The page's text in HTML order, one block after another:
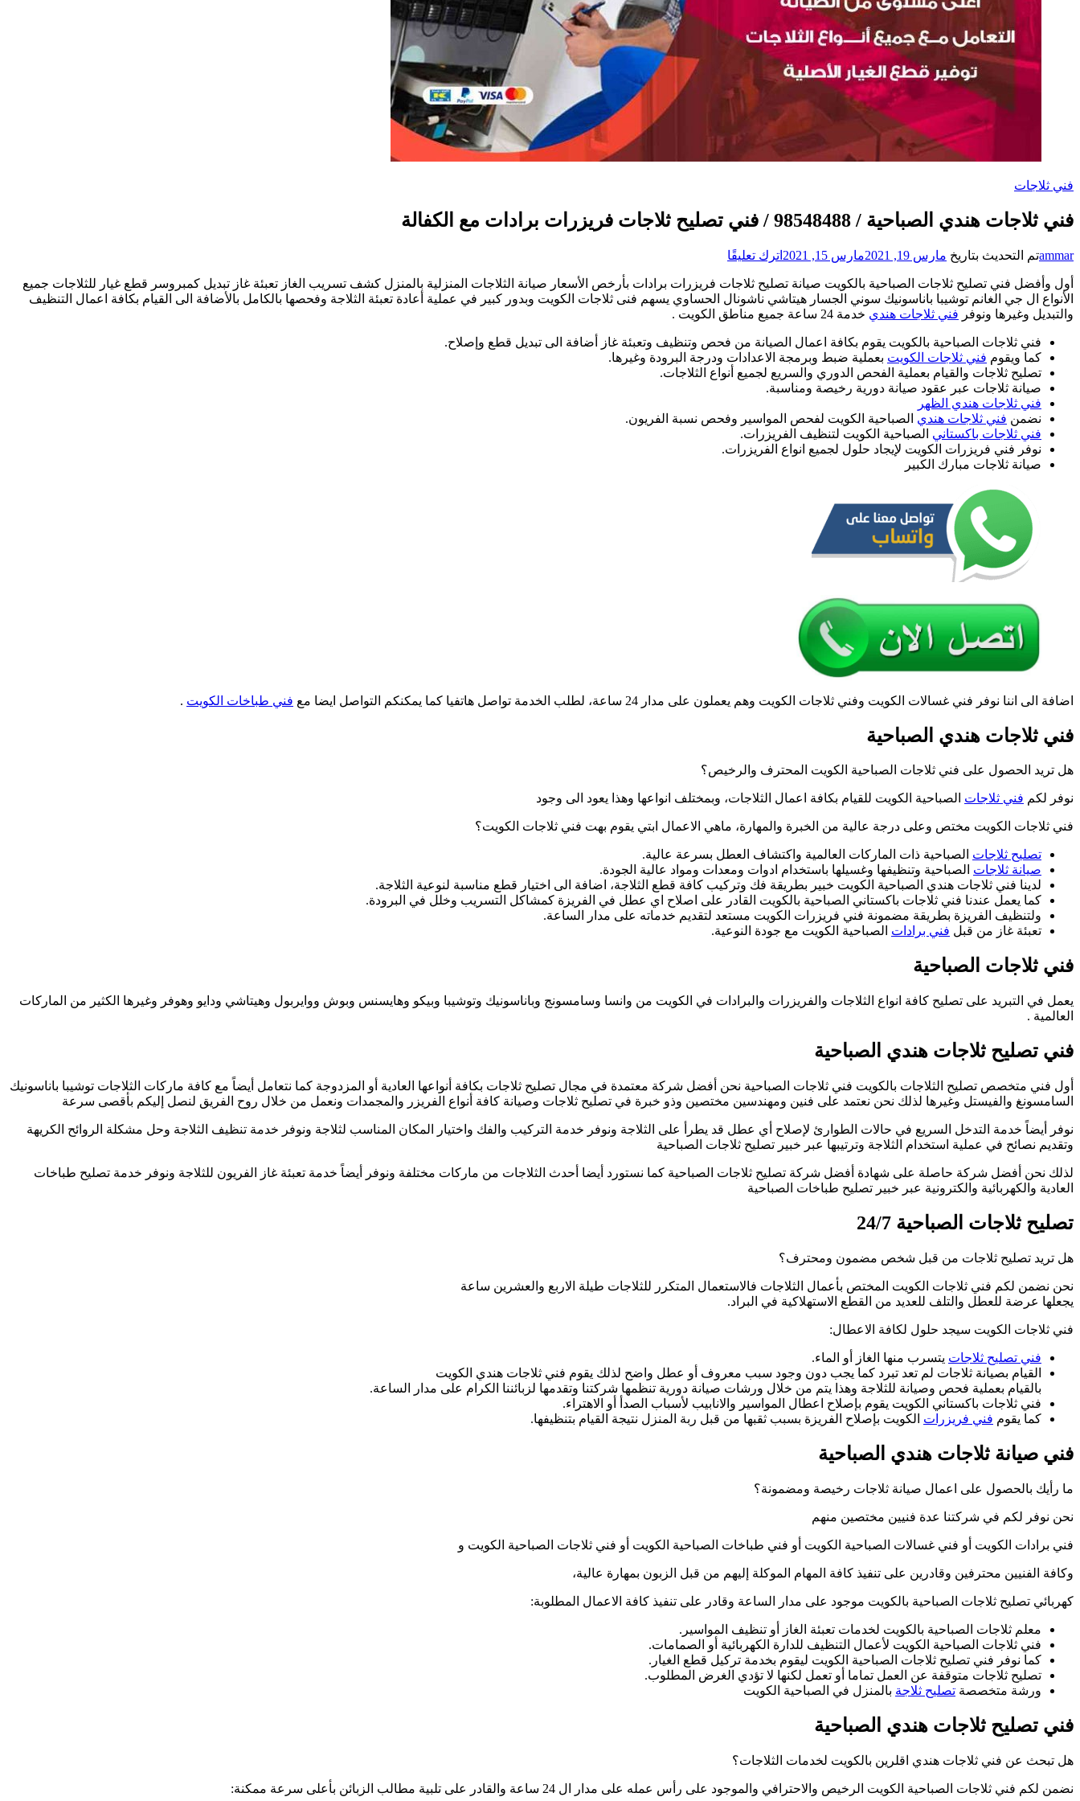
فني ثلاجات
فني ثلاجات هندي الصباحية / 98548488 / فني تصليح ثلاجات فريزرات برادات مع الكفالة
ammarتم التحديث بتاريخ مارس 19, 2021 مارس 15, 2021 اترك تعليقًا
ثلاجات
هندي
الصباحية
98548488
/
فني
فريزرات
مع
أول وأفضل فني تصليح ثلاجات الصباحية بالكويت صيانة تصليح ثلاجات فريزرات برادات بأرخص الأسعار صيانة الثلاجات المنزلية بالمنزل كشف تسريب الغاز تعبئة غاز تبديل كمبروسر قطع غيار للثلاجات جميع
الأنواع ال جي الغانم توشيبا باناسونيك سوني الجسار هيتاشي ناشونال الحساوي يسهم فنى ثلاجات الكويت وبدور كبير في عملية أعادة تعبئة الثلاجة وفحصها بالكامل بالأضافة الى القيام بكافة اعمال التنظيف
والتبديل وغيرها ونوفر فني ثلاجات هندي خدمة 24 ساعة جميع مناطق الكويت .
فني ثلاجات الصباحية بالكويت يقوم بكافة اعمال الصيانة من فحص وتنظيف وتعبئة غاز أضافة الى تبديل قطع وإصلاح.
كما ويقوم فني ثلاجات الكويت بعملية ضبط وبرمجة الاعدادات ودرجة البرودة وغيرها.
تصليح ثلاجات والقيام بعملية الفحص الدوري والسريع لجميع أنواع الثلاجات.
صيانة ثلاجات عبر عقود صيانة دورية رخيصة ومناسبة.
فني ثلاجات هندي الظهر
نضمن فني ثلاجات هندي الصباحية الكويت لفحص المواسير وفحص نسبة الفريون.
فني ثلاجات باكستاني الصباحية الكويت لتنظيف الفريزرات.
نوفر فني فريزرات الكويت لإيجاد حلول لجميع انواع الفريزرات.
صيانة ثلاجات مبارك الكبير
اضافة الى اننا نوفر فني غسالات الكويت وفني ثلاجات الكويت وهم يعملون على مدار 24 ساعة، لطلب الخدمة تواصل هاتفيا كما يمكنكم التواصل ايضا مع فني طباخات الكويت .
فني ثلاجات هندي الصباحية
هل تريد الحصول على فني ثلاجات الصباحية الكويت المحترف والرخيص؟
نوفر لكم فني ثلاجات الصباحية الكويت للقيام بكافة اعمال الثلاجات، وبمختلف انواعها وهذا يعود الى وجود
فني ثلاجات الكويت مختص وعلى درجة عالية من الخبرة والمهارة، ماهي الاعمال ابتي يقوم بهت فني ثلاجات الكويت؟
تصليح ثلاجات الصباحية ذات الماركات العالمية واكتشاف العطل بسرعة عالية.
صيانة ثلاجات الصباحية وتنظيفها وغسيلها باستخدام ادوات ومعدات ومواد عالية الجودة.
لدينا فني ثلاجات هندي الصباحية الكويت خبير بطريقة فك وتركيب كافة قطع الثلاجة، اضافة الى اختيار قطع مناسبة لنوعية الثلاجة.
كما يعمل عندنا فني ثلاجات باكستاني الصباحية بالكويت القادر على اصلاح اي عطل في الفريزة كمشاكل التسريب وخلل في البرودة.
ولتنظيف الفريزة بطريقة مضمونة فني فريزرات الكويت مستعد لتقديم خدماته على مدار الساعة.
تعبئة غاز من قبل فني برادات الصباحية الكويت مع جودة النوعية.
فني ثلاجات الصباحية
يعمل في التبريد على تصليح كافة انواع الثلاجات والفريزرات والبرادات في الكويت من وانسا وسامسونج وباناسونيك وتوشيبا وبيكو وهايسنس وبوش ووايربول وهيتاشي ودايو وهوفر وغيرها الكثير من الماركات
العالمية .
فني تصليح ثلاجات هندي الصباحية
أول فني متخصص تصليح الثلاجات بالكويت فني ثلاجات الصباحية نحن أفضل شركة معتمدة في مجال تصليح ثلاجات بكافة أنواعها العادية أو المزدوجة كما نتعامل أيضاً مع كافة ماركات الثلاجات توشيبا باناسونيك
السامسونغ والفيستل وغيرها لذلك نحن نعتمد على فنين ومهندسين مختصين وذو خبرة في تصليح ثلاجات وصيانة كافة أنواع الفريزر والمجمدات ونعمل من خلال روح الفريق لنصل إليكم بأقصى سرعة
نوفر أيضاً خدمة التدخل السريع في حالات الطوارئ لإصلاح أي عطل قد يطرأ على الثلاجة ونوفر خدمة التركيب والفك واختيار المكان المناسب لثلاجة ونوفر خدمة تنظيف الثلاجة وحل مشكلة الروائح الكريهة
وتقديم نصائح في عملية استخدام الثلاجة وترتيبها عبر خبير تصليح ثلاجات الصباحية
لذلك نحن أفضل شركة حاصلة على شهادة أفضل شركة تصليح ثلاجات الصباحية كما نستورد أيضا أحدث الثلاجات من ماركات مختلفة ونوفر أيضاً خدمة تعبئة غاز الفريون للثلاجة ونوفر خدمة تصليح طباخات
العادية والكهربائية والكترونية عبر خبير تصليح طباخات الصباحية
تصليح ثلاجات الصباحية 24/7
هل تريد تصليح ثلاجات من قبل شخص مضمون ومحترف؟
نحن نضمن لكم فني ثلاجات الكويت المختص بأعمال الثلاجات فالاستعمال المتكرر للثلاجات طيلة الاربع والعشرين ساعة
يجعلها عرضة للعطل والتلف للعديد من القطع الاستهلاكية في البراد.
فني ثلاجات الكويت سيجد حلول لكافة الاعطال:
فني تصليح ثلاجات يتسرب منها الغاز أو الماء.
القيام بصيانة ثلاجات لم تعد تبرد كما يجب دون وجود سبب معروف أو عطل واضح لذلك يقوم فني ثلاجات هندي الكويت
بالقيام بعملية فحص وصيانة للثلاجة وهذا يتم من خلال ورشات صيانة دورية تنظمها شركتنا وتقدمها لزبائننا الكرام على مدار الساعة.
فني ثلاجات باكستاني الكويت يقوم بإصلاح اعطال المواسير والانابيب لأسباب الصدأ أو الاهتراء.
كما يقوم فني فريزرات الكويت بإصلاح الفريزة بسبب ثقبها من قبل ربة المنزل نتيجة القيام بتنظيفها.
فني صيانة ثلاجات هندي الصباحية
ما رأيك بالحصول على اعمال صيانة ثلاجات رخيصة ومضمونة؟
نحن نوفر لكم في شركتنا عدة فنيين مختصين منهم
فني برادات الكويت أو فني غسالات الصباحية الكويت أو فني طباخات الصباحية الكويت أو فني ثلاجات الصباحية الكويت و
وكافة الفنيين محترفين وقادرين على تنفيذ كافة المهام الموكلة إليهم من قبل الزبون بمهارة عالية،
كهربائي تصليح ثلاجات الصباحية بالكويت موجود على مدار الساعة وقادر على تنفيذ كافة الاعمال المطلوبة:
معلم ثلاجات الصباحية بالكويت لخدمات تعبئة الغاز أو تنظيف المواسير.
فني ثلاجات الصباحية الكويت لأعمال التنظيف للدارة الكهربائية أو الصمامات.
كما نوفر فني تصليح ثلاجات الصباحية الكويت ليقوم بخدمة تركيل قطع الغيار.
تصليح ثلاجات متوقفة عن العمل تماما أو تعمل لكنها لا تؤدي الغرض المطلوب.
ورشة متخصصة تصليح ثلاجة بالمنزل في الصباحية الكويت
فني تصليح ثلاجات هندي الصباحية
هل تبحث عن فني ثلاجات هندي اقلرين بالكويت لخدمات الثلاجات؟
نضمن لكم فني ثلاجات الصباحية الكويت الرخيص والاحترافي والموجود على رأس عمله على مدار ال 24 ساعة والقادر على تلبية مطالب الزبائن بأعلى سرعة ممكنة: